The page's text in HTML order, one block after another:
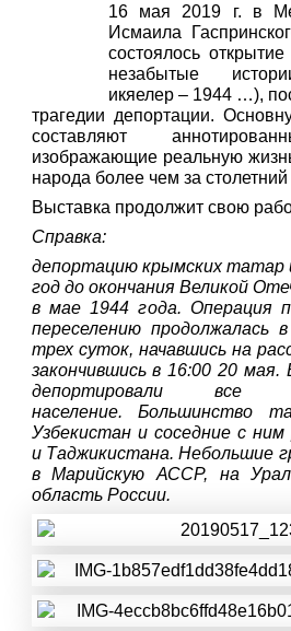
16 мая 2019 г. в
Исмаила
состоялось
незабытые
икяелер – 1944 …),
трагедии депортации.
составляют
изображающие реальную
народа более чем за
Выставка продолжит свою
Справка:
депортацию крымских татар
год до окончания Великой
в мае 1944 года. Операция
переселению продолжалась
трех суток, начавшись на
закончившись в 16:00 20
депортировали все
население. Большинство
Узбекистан и соседние с
и Таджикистана. Небольшие
в Марийскую АССР, на
область России.